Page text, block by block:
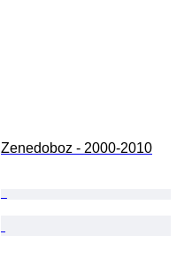
Zenedoboz - 2000-2010